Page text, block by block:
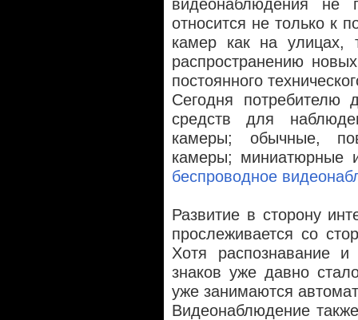
видеонаблюдения не
относится не только к
камер как на
распространению
постоянного
Сегодня потребителю
средств для
камеры; обычные,
камеры; миниатюрные
беспроводное
Развитие в сторону
прослеживается со
Хотя распознавание
знаков уже давно
уже занимаются
Видеонаблюдение